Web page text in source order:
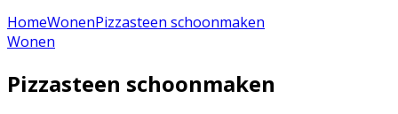
HomeWonenPizzasteen schoonmaken
Wonen
Pizzasteen schoonmaken